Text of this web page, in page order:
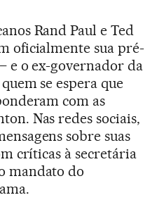
Rand Paul e Ted
oficialmente sua pré-
e o ex-governador da
se espera que
com as
Nas redes sociais,
sobre suas
críticas à secretária
mandato do